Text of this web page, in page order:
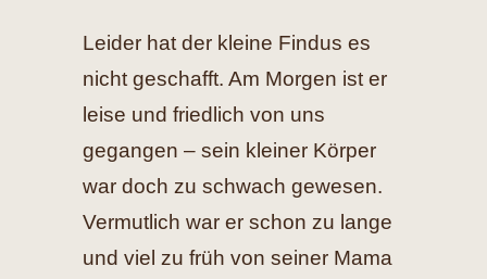
Leider hat der kleine Findus es
nicht geschafft. Am Morgen ist er
leise und friedlich von uns
gegangen – sein kleiner Körper
war doch zu schwach gewesen.
Vermutlich war er schon zu lange
und viel zu früh von seiner Mama